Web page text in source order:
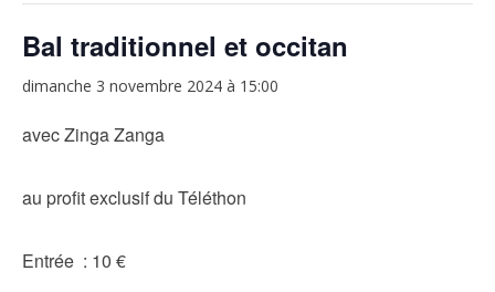
Bal traditionnel et occitan
dimanche 3 novembre 2024 à 15:00
avec Zinga Zanga
au profit exclusif du Téléthon
Entrée : 10 €